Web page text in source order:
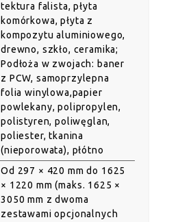
tektura falista, płyta
komórkowa, płyta z
kompozytu aluminiowego,
drewno, szkło, ceramika;
Podłoża w zwojach: baner
z PCW, samoprzylepna
folia winylowa,papier
powlekany, polipropylen,
polistyren, poliwęglan,
poliester, tkanina
(nieporowata), płótno
Od 297 × 420 mm do 1625
× 1220 mm (maks. 1625 ×
3050 mm z dwoma
zestawami opcjonalnych